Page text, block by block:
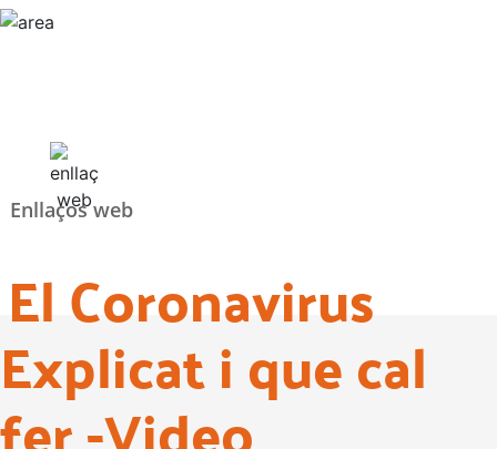
Enllaços web
El Coronavirus
Explicat i que cal